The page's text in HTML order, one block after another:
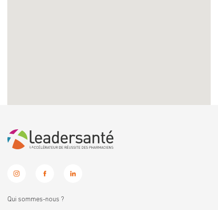
Qui sommes-nous ?